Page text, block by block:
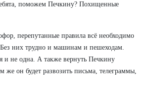
поможем Печкину? Похищенные
перепутанные правила всё необходимо
Без них трудно и машинам и пешеходам.
и не одна. А также вернуть Печкину
же он будет развозить письма, телеграммы,